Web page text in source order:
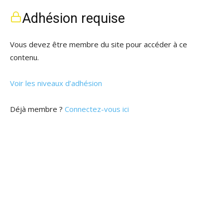
Adhésion requise
Vous devez être membre du site pour accéder à ce
contenu.
Voir les niveaux d’adhésion
Déjà membre ? Connectez-vous ici